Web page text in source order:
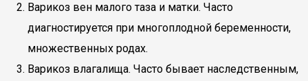
Варикоз вен малого таза и матки. Часто
диагностируется при многоплодной беременности,
множественных родах.
Варикоз влагалища. Часто бывает наследственным,